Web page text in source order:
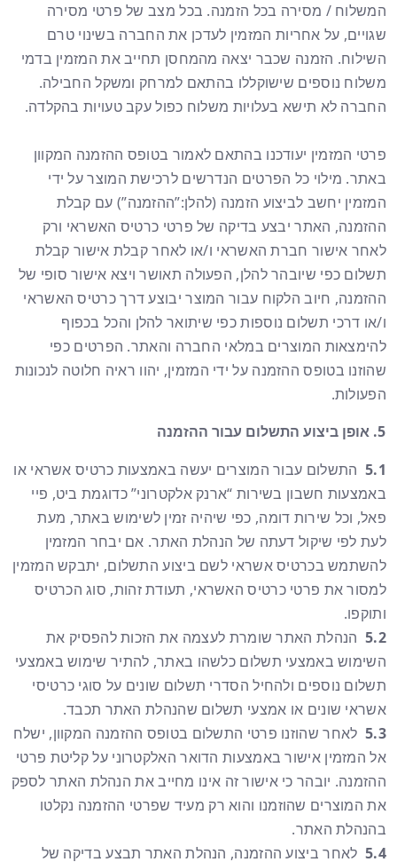
המשלוח / מסירה בכל הזמנה. בכל מצב של פרטי מסירה
שגויים, על אחריות המזמין לעדכן את החברה בשינוי טרם
השילוח. הזמנה שכבר יצאה מהמחסן תחייב את המזמין בדמי
משלוח נוספים שישוקללו בהתאם למרחק ומשקל החבילה.
החברה לא תישא בעלויות משלוח כפול עקב טעויות בהקלדה.
פרטי המזמין יעודכנו בהתאם לאמור בטופס ההזמנה המקוון
באתר. מילוי כל הפרטים הנדרשים לרכישת המוצר על ידי
המזמין יחשב לביצוע הזמנה (להלן:”ההזמנה”) עם קבלת
ההזמנה, האתר יבצע בדיקה של פרטי כרטיס האשראי ורק
לאחר אישור חברת האשראי ו/או לאחר קבלת אישור קבלת
תשלום כפי שיובהר להלן, הפעולה תאושר ויצא אישור סופי של
ההזמנה, חיוב הלקוח עבור המוצר יבוצע דרך כרטיס האשראי
ו/או דרכי תשלום נוספות כפי שיתואר להלן והכל בכפוף
להימצאות המוצרים במלאי החברה והאתר. הפרטים כפי
שהוזנו בטופס ההזמנה על ידי המזמין, יהוו ראיה חלוטה לנכונות
הפעולות.
אופן ביצוע התשלום עבור ההזמנה
5.1 התשלום עבור המוצרים יעשה באמצעות כרטיס אשראי או
באמצעות חשבון בשירות “ארנק אלקטרוני” כדוגמת ביט, פיי
פאל, וכל שירות דומה, כפי שיהיה זמין לשימוש באתר, מעת
לעת לפי שיקול דעתה של הנהלת האתר. אם יבחר המזמין
להשתמש בכרטיס אשראי לשם ביצוע התשלום, יתבקש המזמין
למסור את פרטי כרטיס האשראי, תעודת זהות, סוג הכרטיס
ותוקפו.
5.2הנהלת האתר שומרת לעצמה את הזכות להפסיק את
השימוש באמצעי תשלום כלשהו באתר, להתיר שימוש באמצעי
תשלום נוספים ולהחיל הסדרי תשלום שונים על סוגי כרטיסי
אשראי שונים או אמצעי תשלום שהנהלת האתר תכבד.
5.3לאחר שהוזנו פרטי התשלום בטופס ההזמנה המקוון, ישלח
אל המזמין אישור באמצעות הדואר האלקטרוני על קליטת פרטי
ההזמנה. יובהר כי אישור זה אינו מחייב את הנהלת האתר לספק
את המוצרים שהוזמנו והוא רק מעיד שפרטי ההזמנה נקלטו
בהנהלת האתר.
5.4לאחר ביצוע ההזמנה, הנהלת האתר תבצע בדיקה של